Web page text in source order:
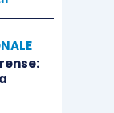
nonché con
del decreto